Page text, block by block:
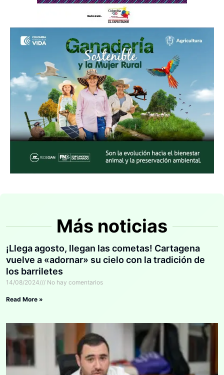
Más noticias
¡Llega agosto, llegan las cometas! Cartagena
vuelve a «adornar» su cielo con la tradición de
los barriletes
14/08/2024 No hay comentarios
Read More »